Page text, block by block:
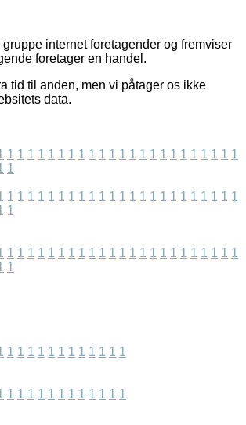
internet foretagender og fremviser
foretager en handel.
tid til anden, men vi påtager os ikke
data.
1 1 1 1 1 1 1 1 1 1 1 1 1 1 1 1 1 1 1 1 1 1 1
1
1 1 1 1 1 1 1 1 1 1 1 1 1 1 1 1 1 1 1 1 1 1 1
1
1 1 1 1 1 1 1 1 1 1 1 1 1 1 1 1 1 1 1 1 1 1 1
1
1 1 1 1 1 1 1 1 1 1 1 1
1 1 1 1 1 1 1 1 1 1 1 1